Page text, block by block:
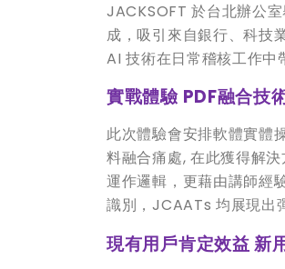
JACKSOFT 於台北辦公
成，吸引來自銀行、科技
AI 技術在日常稽核工作中
實戰體驗 PDF融合技
此次體驗會安排軟體實體
料融合痛處, 在此獲得解
運作邏輯，更藉由講師經
識別，JCAATs 均展現出
現有用戶肯定效益 新